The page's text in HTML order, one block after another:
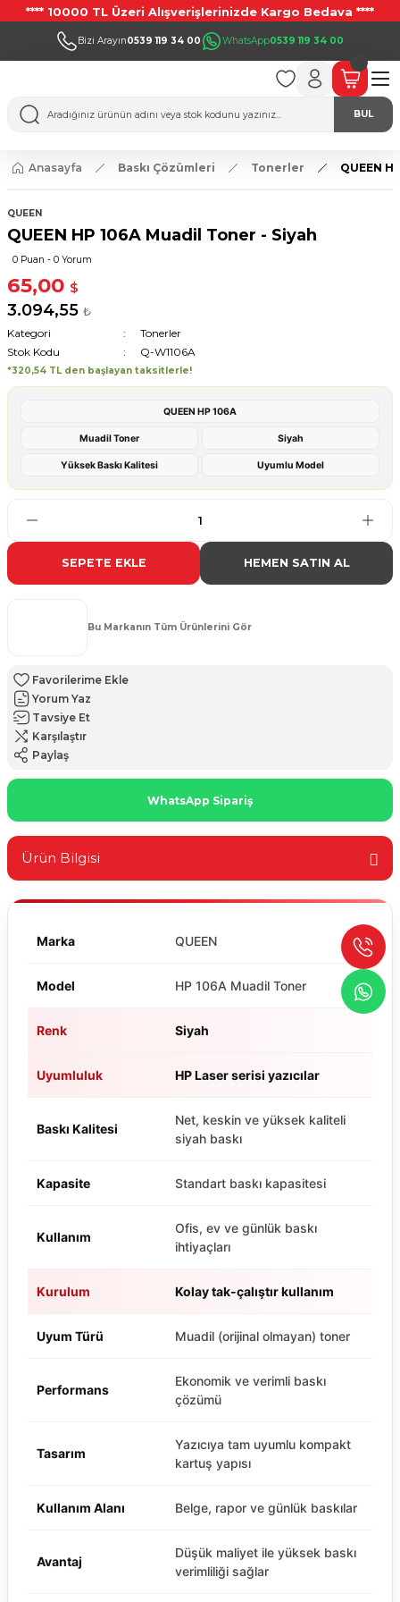
**** 10000 TL Üzeri Alışverişlerinizde Kargo Bedava ****
Bizi Arayın0539 119 34 00 WhatsApp0539 119 34 00
BUL
Anasayfa Baskı Çözümleri Tonerler QUEEN
QUEEN
QUEEN HP 106A Muadil Toner - Siyah
0 Puan - 0 Yorum
65,00 $
3.094,55 ₺
Kategori
Tonerler
Stok Kodu
Q-W1106A
*320,54 TL den başlayan taksitlerle!
QUEEN HP 106A
Muadil Toner Siyah
Yüksek Baskı Kalitesi Uyumlu Model
SEPETE EKLE HEMEN SATIN AL
Bu Markanın Tüm Ürünlerini Gör
Yorum Yaz
Tavsiye Et
Karşılaştır
Paylaş
WhatsApp Sipariş
Ürün Bilgisi
Marka QUEEN
Model HP 106A Muadil Toner
Renk Siyah
Uyumluluk HP Laser serisi yazıcılar
Baskı Kalitesi
Net, keskin ve yüksek kaliteli
siyah baskı
Kapasite Standart baskı kapasitesi
Kullanım
Ofis, ev ve günlük baskı
ihtiyaçları
Kurulum Kolay tak-çalıştır kullanım
Uyum Türü Muadil (orijinal olmayan) toner
Performans
Ekonomik ve verimli baskı
çözümü
Tasarım
Yazıcıya tam uyumlu kompakt
kartuş yapısı
Kullanım Alanı Belge, rapor ve günlük baskılar
Avantaj
Düşük maliyet ile yüksek baskı
verimliliği sağlar